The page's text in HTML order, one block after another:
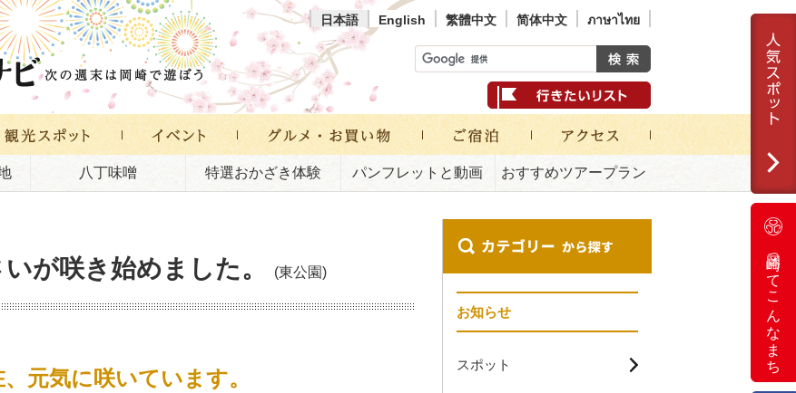
日本語 English 繁體中文 简体中文 ภาษาไทย
八丁味噌 特選おかざき体験 パンフレットと動画 おすすめツアープラン
岡崎ってこんなまち
が咲き始めました。 (東公園)
元気に咲いています。
お知らせ
スポット